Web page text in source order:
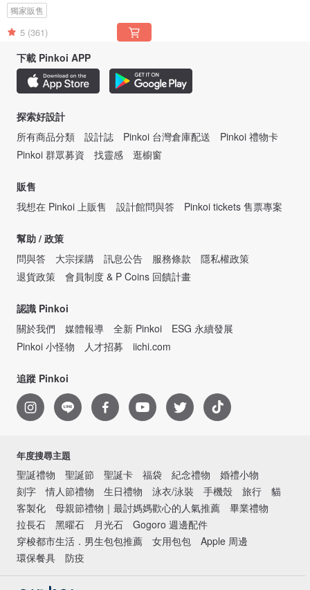
獨家販售
5 (361)
下載 Pinkoi APP
探索好設計
所有商品分類
設計誌 Pinkoi 台灣倉庫配送
Pinkoi 禮物卡
Pinkoi 群眾募資
找靈感 逛櫥窗
販售
我想在 Pinkoi 上販售
設計館問與答 Pinkoi tickets 售票專案
幫助 / 政策
問與答
大宗採購 訊息公告 服務條款
隱私權政策
退貨政策
會員制度 & P Coins 回饋計畫
認識 Pinkoi
關於我們
媒體報導 全新 Pinkoi
ESG 永續發展
Pinkoi 小怪物
人才招募 iichi.com
追蹤 Pinkoi
年度搜尋主題
聖誕禮物 聖誕節 聖誕卡 福袋 紀念禮物
婚禮小物
刻字
情人節禮物 生日禮物 泳衣/泳裝 手機殼 旅行
貓
客製化
母親節禮物｜最討媽媽歡心的人氣推薦
畢業禮物
拉長石
黑曜石 月光石
Gogoro 週邊配件
穿梭都市生活．男生包包推薦
女用包包
Apple 周邊
環保餐具
防疫